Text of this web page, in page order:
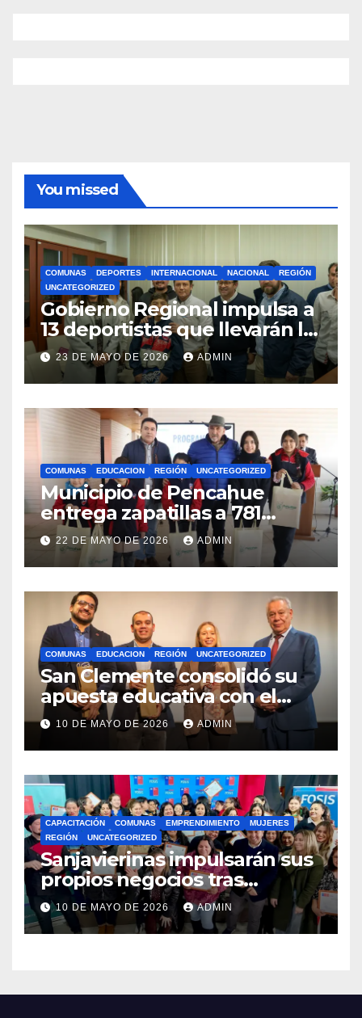
You missed
COMUNAS DEPORTES INTERNACIONAL NACIONAL
REGIÓN
UNCATEGORIZED
Gobierno Regional impulsa a
13 deportistas que llevarán la
bandera maulina a
competencias
internacionales
23 DE MAYO DE 2026 ADMIN
COMUNAS EDUCACION REGIÓN UNCATEGORIZED
Municipio de Pencahue
entrega zapatillas a 781
estudiantes con recursos del
Royalty Minero
22 DE MAYO DE 2026 ADMIN
COMUNAS EDUCACION REGIÓN UNCATEGORIZED
San Clemente consolidó su
apuesta educativa con el
lanzamiento del
Preuniversitario Brotes 2026
10 DE MAYO DE 2026 ADMIN
CAPACITACIÓN COMUNAS EMPRENDIMIENTO
MUJERES
REGIÓN
UNCATEGORIZED
Sanjavierinas impulsarán sus
propios negocios tras
capacitarse junto al FOSIS
10 DE MAYO DE 2026 ADMIN